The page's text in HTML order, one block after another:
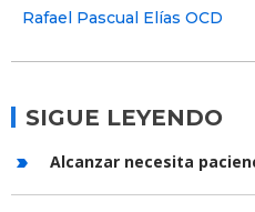
Rafael Pascual Elías OCD
SIGUE LEYENDO
Alcanzar necesita